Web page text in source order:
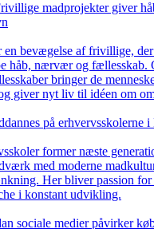
madprojekter giver
bevægelse af frivillige,
håb, nærvær og fællesskab.
bringer de
giver nyt liv til idéen om
på erhvervsskolerne
former næste
med moderne
Her bliver passion for
i konstant udvikling.
sociale medier påvirker